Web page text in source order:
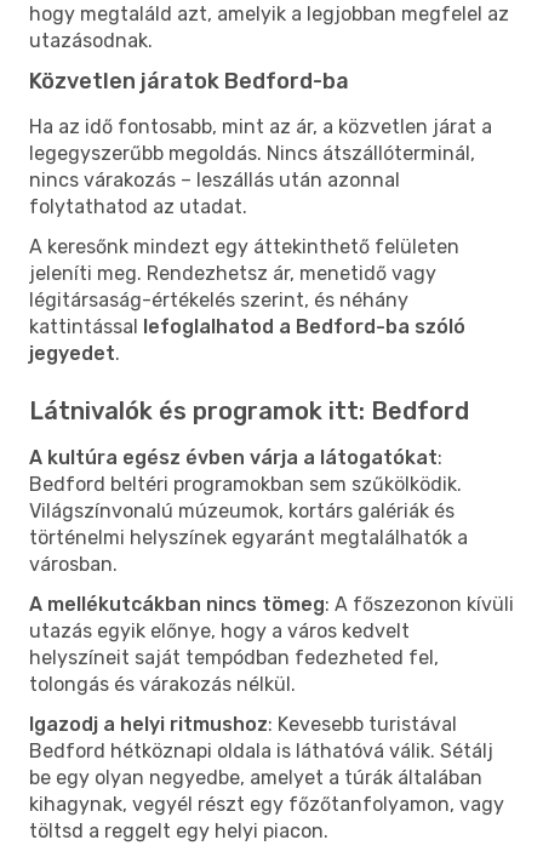
hogy megtaláld azt, amelyik a legjobban megfelel az
utazásodnak.
Közvetlen járatok Bedford-ba
Ha az idő fontosabb, mint az ár, a közvetlen járat a
legegyszerűbb megoldás. Nincs átszállóterminál,
nincs várakozás – leszállás után azonnal
folytathatod az utadat.
A keresőnk mindezt egy áttekinthető felületen
jeleníti meg. Rendezhetsz ár, menetidő vagy
légitársaság-értékelés szerint, és néhány
kattintással lefoglalhatod a Bedford-ba szóló
jegyedet.
Látnivalók és programok itt: Bedford
A kultúra egész évben várja a látogatókat:
Bedford beltéri programokban sem szűkölködik.
Világszínvonalú múzeumok, kortárs galériák és
történelmi helyszínek egyaránt megtalálhatók a
városban.
A mellékutcákban nincs tömeg: A főszezonon kívüli
utazás egyik előnye, hogy a város kedvelt
helyszíneit saját tempódban fedezheted fel,
tolongás és várakozás nélkül.
Igazodj a helyi ritmushoz: Kevesebb turistával
Bedford hétköznapi oldala is láthatóvá válik. Sétálj
be egy olyan negyedbe, amelyet a túrák általában
kihagynak, vegyél részt egy főzőtanfolyamon, vagy
töltsd a reggelt egy helyi piacon.